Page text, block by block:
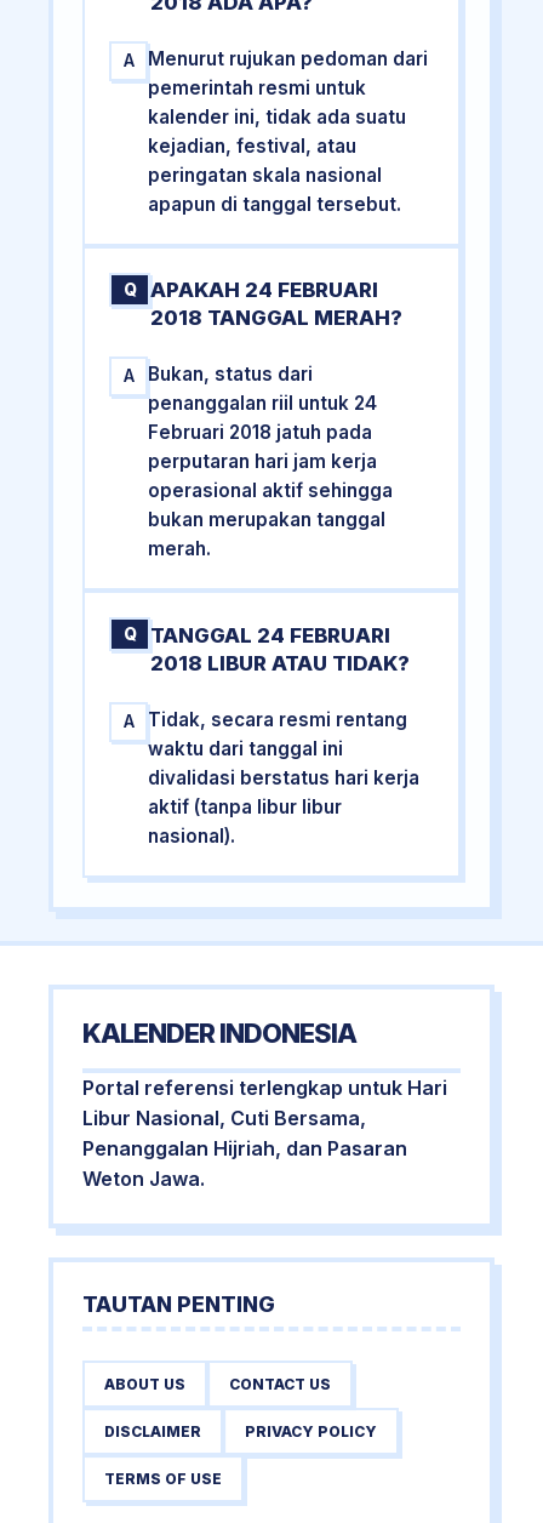
A
Menurut rujukan pedoman dari
pemerintah resmi untuk
kalender ini, tidak ada suatu
kejadian, festival, atau
peringatan skala nasional
apapun di tanggal tersebut.
Q
APAKAH 24 FEBRUARI
2018 TANGGAL MERAH?
A
Bukan, status dari
penanggalan riil untuk 24
Februari 2018 jatuh pada
perputaran hari jam kerja
operasional aktif sehingga
bukan merupakan tanggal
merah.
Q
TANGGAL 24 FEBRUARI
2018 LIBUR ATAU TIDAK?
A
Tidak, secara resmi rentang
waktu dari tanggal ini
divalidasi berstatus hari kerja
aktif (tanpa libur libur
nasional).
KALENDER INDONESIA
Portal referensi terlengkap untuk Hari
Libur Nasional, Cuti Bersama,
Penanggalan Hijriah, dan Pasaran
Weton Jawa.
TAUTAN PENTING
ABOUT US CONTACT US
DISCLAIMER PRIVACY POLICY
TERMS OF USE